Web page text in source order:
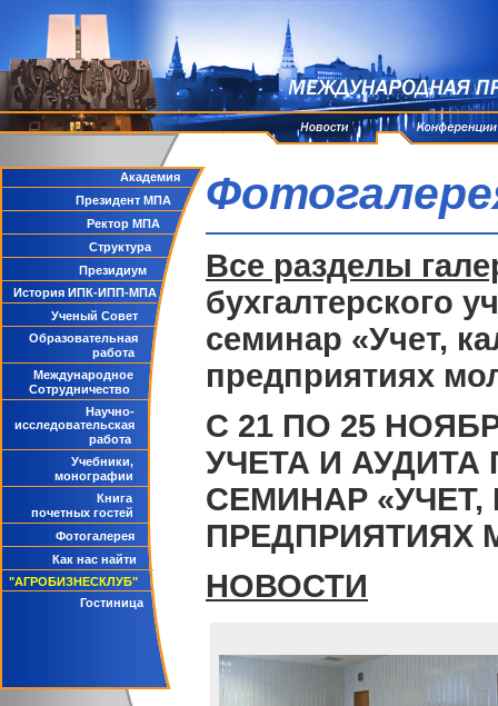
Академия
Президент МПА
Ректор МПА
Структура
Президиум
История ИПК-ИПП-МПА
Ученый Совет
Образовательная
работа
Международное
Сотрудничество
Научно-
исследовательская
работа
Учебники,
монографии
Книга
почетных гостей
Фотогалерея
Как нас найти
"АГРОБИЗНЕСКЛУБ"
Гостиница
Все разделы
бухгалтерского
семинар «Учет,
предприятиях
С 21 ПО 25
УЧЕТА И
СЕМИНАР
НОВОСТИ